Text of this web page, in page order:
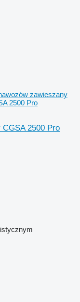
zawieszany
2500 Pro
2500 Pro